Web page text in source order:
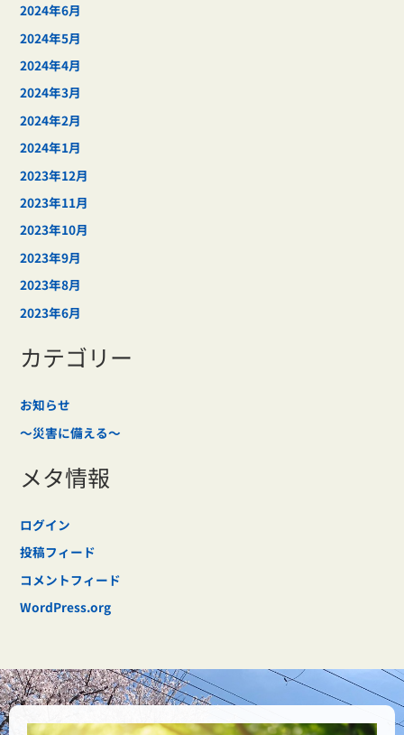
2024年6月
2024年5月
2024年4月
2024年3月
2024年2月
2024年1月
2023年12月
2023年11月
2023年10月
2023年9月
2023年8月
2023年6月
カテゴリー
お知らせ
～災害に備える～
メタ情報
ログイン
投稿フィード
コメントフィード
WordPress.org